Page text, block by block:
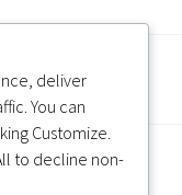
üzeri)deliver
You can
Customize
to decline non-